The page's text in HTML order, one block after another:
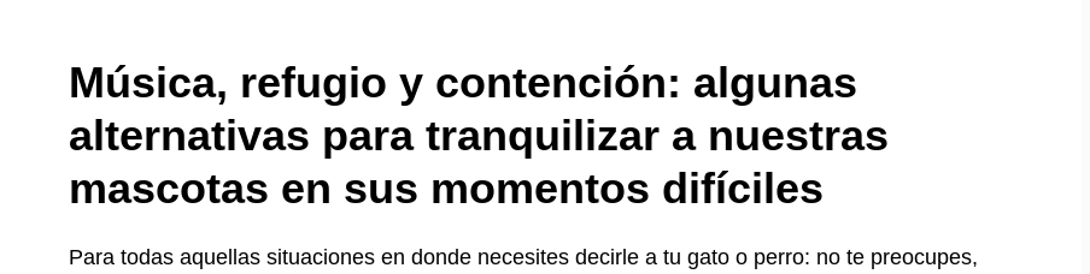
Música, refugio y contención: algunas
alternativas para tranquilizar a nuestras
mascotas en sus momentos difíciles
Para todas aquellas situaciones en donde necesites decirle a tu gato o perro: no te preocupes,